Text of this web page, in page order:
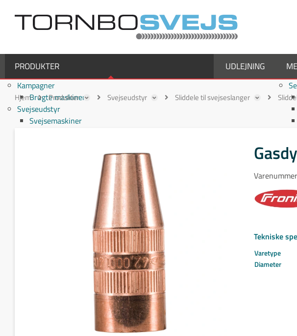
PRODUKTER
Kampagner
Brugte maskiner
Svejseudstyr
Svejsemaskiner
MMA / Elektrode svejsemaskiner
Multiprocesmaskiner
Binzel svejseslanger
Binzel MIG/MAG svejseslanger
Fronius svejseslanger
Fronius MIG/MAG svejseslanger
Fronius TIG svejseslanger
Sliddele til svejseslanger
Sliddele Fronius
MTG 250i / MTB 250i G
MTG 320i / MTB 320i G
MTB 200i / MTB 330i G
UDLEJNING
Hjem Produkter Svejseudstyr Sliddele til svejseslanger
Tekniske
Varetype
Diameter